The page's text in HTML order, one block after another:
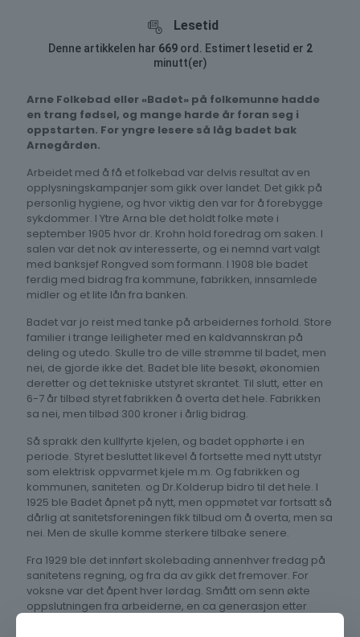
Lesetid
Denne artikkelen har 669ord. Estimert lesetid er 2
minutt(er)
Arne Folkebad eller «Badet» på folkemunne hadde
en trang fødsel, og mange harde år foran seg i
oppstarten. For yngre lesere så låg badet bak
Arnegården.
Arbeidet med å få et folkebad var delvis resultat av en
opplysningskampanjer som gikk over landet. Det gikk på
personlig hygiene, og hvor viktig den var for å forebygge
sykdommer. I Ytre Arna ble det holdt folke møte i
september 1905 hvor dr. Krohn hold foredrag om saken. I
salen var det nok av interesserte, og ei nemnd vart valgt
med banksjef Rongved som formann. I 1908 ble badet
ferdig med bidrag fra kommune, fabrikken, innsamlede
midler og et lite lån fra banken.
Badet var jo reist med tanke på arbeidernes forhold. Store
familier i trange leiligheter med en kaldvannskran på
deling og utedo. Skulle tro de ville strømme til badet, men
nei, de gjorde ikke det. Badet ble lite besøkt, økonomien
deretter og det tekniske utstyret skrantet. Til slutt, etter en
6-7 år tilbød styret fabrikken å overta det hele. Fabrikken
sa nei, men tilbød 300 kroner i årlig bidrag.
Så sprakk den kullfyrte kjelen, og badet opphørte i en
periode. Styret besluttet likevel å fortsette med nytt utstyr
som elektrisk oppvarmet kjele m.m. Og fabrikken og
kommunen, saniteten. og Dr.Kolderup bidro til det hele. I
1925 ble Badet åpnet på nytt, men oppmøtet var fortsatt så
dårlig at sanitetsforeningen fikk tilbud om å overta, men sa
nei. Men de skulle komme sterkere tilbake senere.
Fra 1929 ble det innført skolebading annenhver fredag på
sanitetens regning, og fra da av gikk det fremover. For
voksne var det åpent hver lørdag. Smått om senn økte
oppslutningen fra arbeiderne, en ca generasjon etter